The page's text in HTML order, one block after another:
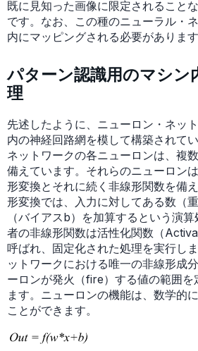
既に見知った画像に限定されること
です。なお、この種のニューラル・
内にマッピングされる必要があります
パターン認識用のマシン
理
先述したように、ニューロン・ネッ
内の神経回路網を模して構築されて
ネットワークの各ニューロンは、複
備えています。それらのニューロン
形変換とそれに続く非線形関数を備
形変換では、入力に対してある数（
（バイアスb）を加算するという演
者の非線形関数は活性化関数（
呼ばれ、固定化された処理を実行し
ットワークにおける唯一の非線形成
ーロンが発火（fire）する値の範囲を
ます。ニューロンの機能は、数学的
ことができます。